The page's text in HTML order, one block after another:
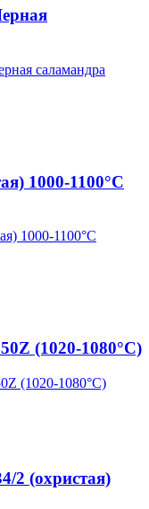
1000-1100°С
(1020-1080°С)
2 (охристая)